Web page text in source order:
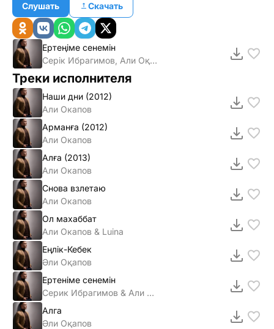
Слушать
Скачать
Ертеңіме сенемін
Серік Ибрагимов, Али Оқапов
Треки исполнителя
Наши дни (2012)
Али Окапов
Арманға (2012)
Али Окапов
Алға (2013)
Али Окапов
Снова взлетаю
Али Окапов
Ол махаббат
Али Окапов & Luina
Еңлiк-Кебек
Әли Оқапов
Ертенiме сенемiн
Серик Ибрагимов & Али Окапов
Алга
Әли Оқапов